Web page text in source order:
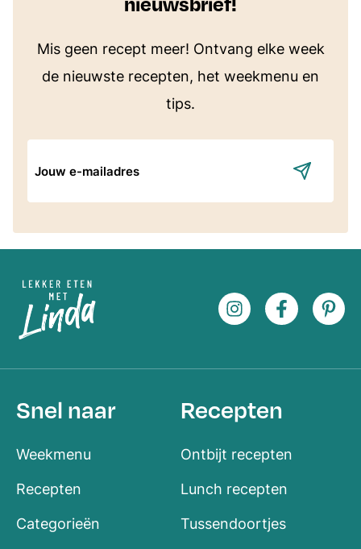
Mis geen recept meer! Ontvang elke week
de nieuwste recepten, het weekmenu en
tips.
mailadres
Snel naar
Weekmenu
Recepten
Categorieën
Recepten
Ontbijt recepten
Lunch recepten
Tussendoortjes